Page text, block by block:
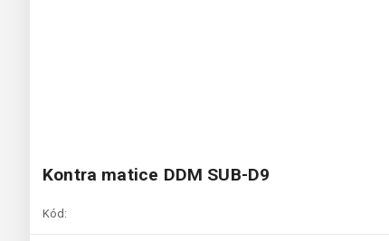
Kontra matice DDM SUB-D9
Kód: